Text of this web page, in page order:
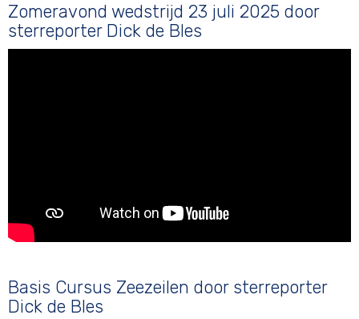
Zomeravond wedstrijd 23 juli 2025 door
sterreporter Dick de Bles
Basis Cursus Zeezeilen door sterreporter
Dick de Bles